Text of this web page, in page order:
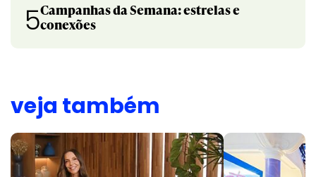
5Campanhas da Semana: estrelas e
conexões
veja também